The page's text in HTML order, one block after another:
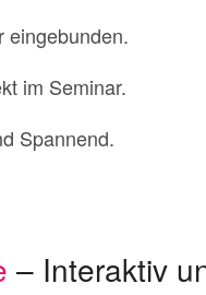
eingebunden.
im Seminar.
Spannend.
– Interaktiv